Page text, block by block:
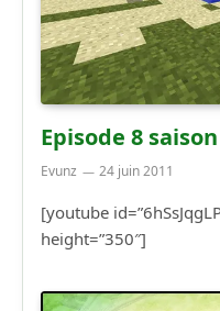
Episode 8
Evunz 24 juin 2011
[youtube
height=”350″]